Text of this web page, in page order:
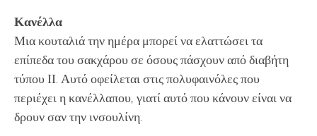
Κανέλλα
Μια κουταλιά την ημέρα μπορεί να ελαττώσει τα
επίπεδα του σακχάρου σε όσους πάσχουν από διαβήτη
τύπου ΙΙ. Αυτό οφείλεται στις πολυφαινόλες που
περιέχει η κανέλλαπου, γιατί αυτό που κάνουν είναι να
δρουν σαν την ινσουλίνη.